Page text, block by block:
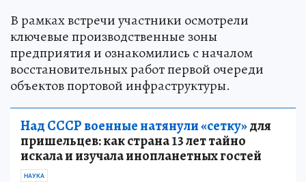
В рамках встречи участники осмотрели
ключевые производственные зоны
предприятия и ознакомились с началом
восстановительных работ первой очереди
объектов портовой инфраструктуры.
Над СССР военные натянули «сетку»для
пришельцев: как страна 13 лет тайно
искала и изучала инопланетных гостей
НАУКА